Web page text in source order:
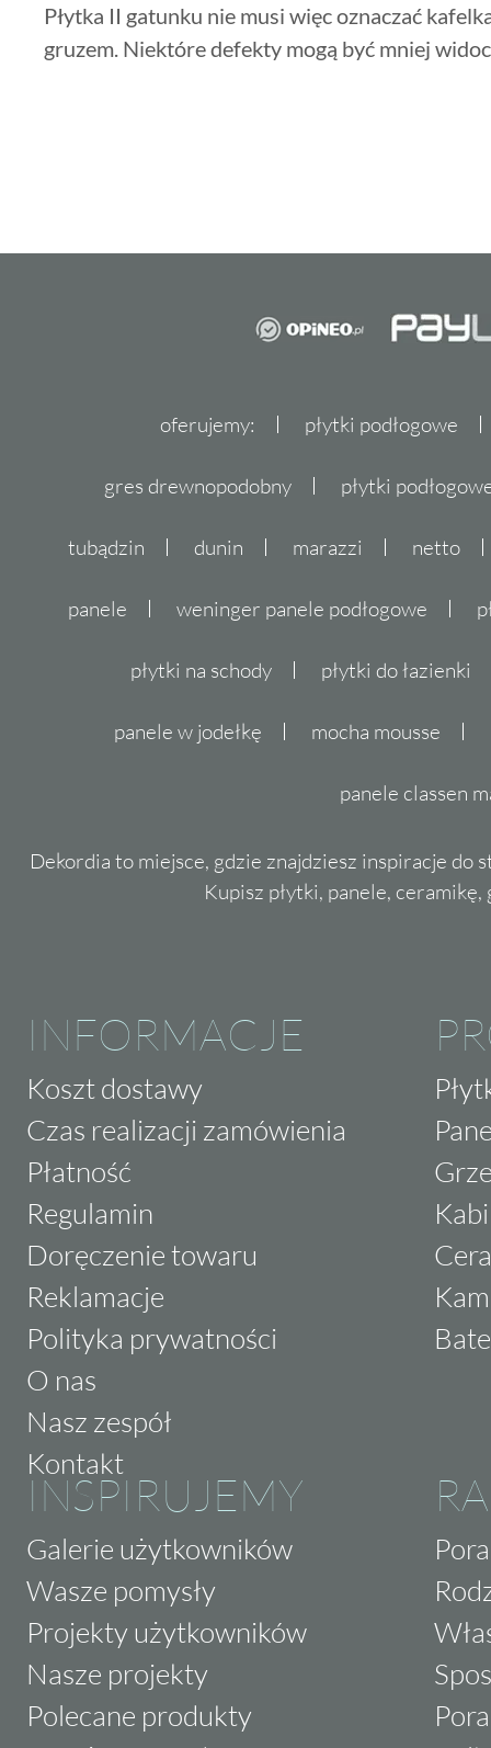
Płytka II gatunku nie musi więc oznaczać
gruzem. Niektóre defekty mogą być mniej
oferujemy: płytki podłogowe
gres drewnopodobny płytki
tubądzin dunin marazzi netto
panele weninger panele podłogowe
płytki na schody płytki do łazienki
panele w jodełkę mocha mousse
panele classen
Dekordia to miejsce, gdzie znajdziesz inspiracje do
Kupisz płytki, panele,
INFORMACJE
Koszt dostawy
Czas realizacji zamówienia
Płatność
Regulamin
Doręczenie towaru
Reklamacje
Polityka prywatności
O nas
Nasz zespół
Kontakt
INSPIRUJEMY
Galerie użytkowników
Wasze pomysły
Projekty użytkowników
Nasze projekty
Polecane produkty